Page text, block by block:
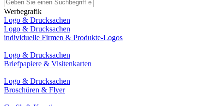
Werbegrafik
Logo & Drucksachen
Logo & Drucksachen
individuelle Firmen & Produkte-Logos
Logo & Drucksachen
Briefpapiere & Visitenkarten
Logo & Drucksachen
Broschüren & Flyer